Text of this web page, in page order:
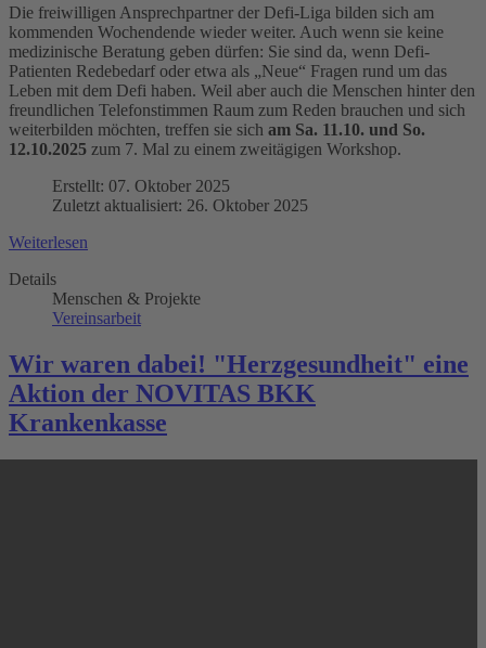
Die freiwilligen Ansprechpartner der Defi-Liga bilden sich am
kommenden Wochendende wieder weiter. Auch wenn sie keine
medizinische Beratung geben dürfen: Sie sind da, wenn Defi-
Patienten Redebedarf oder etwa als „Neue“ Fragen rund um das
Leben mit dem Defi haben. Weil aber auch die Menschen hinter den
freundlichen Telefonstimmen Raum zum Reden brauchen und sich
weiterbilden möchten, treffen sie sich am Sa. 11.10. und So.
12.10.2025 zum 7. Mal zu einem zweitägigen Workshop.
Erstellt: 07. Oktober 2025
Zuletzt aktualisiert: 26. Oktober 2025
Weiterlesen
Details
Menschen & Projekte
Vereinsarbeit
Wir waren dabei! "Herzgesundheit" eine
Aktion der NOVITAS BKK
Krankenkasse